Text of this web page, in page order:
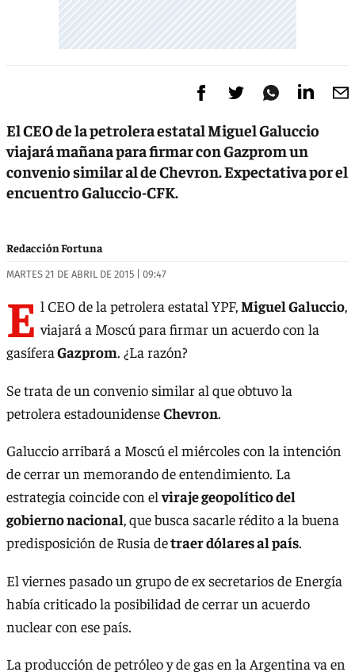
El CEO de la petrolera estatal Miguel Galuccio
viajará mañana para firmar con Gazprom un
convenio similar al de Chevron. Expectativa por el
encuentro Galuccio-CFK.
Redacción Fortuna
MARTES 21 DE ABRIL DE 2015 | 09:47
E l CEO de la petrolera estatal YPF,Miguel Galuccio,
viajará a Moscú para firmar un acuerdo con la
gasíferaGazprom. ¿La razón?
Se trata de un convenio similar al que obtuvo la
petrolera estadounidenseChevron.
Galuccio arribará a Moscú el miércoles con la intención
de cerrar un memorando de entendimiento. La
estrategia coincide con elviraje geopolítico del
gobierno nacional, que busca sacarle rédito a la buena
predisposición de Rusia detraer dólares al país.
El viernes pasado un grupo de ex secretarios de Energía
había criticado la posibilidad de cerrar un acuerdo
nuclear con ese país.
La producción de petróleo y de gas en la Argentina va en